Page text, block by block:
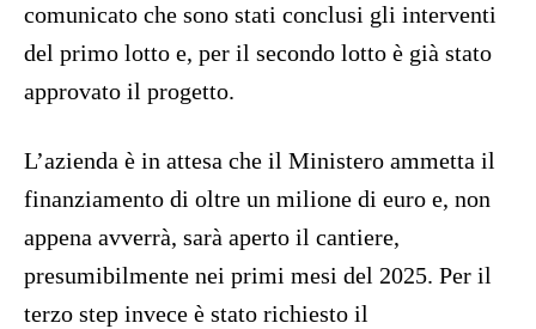
comunicato che sono stati conclusi gli interventi
del primo lotto e, per il secondo lotto è già stato
approvato il progetto.
L’azienda è in attesa che il Ministero ammetta il
finanziamento di oltre un milione di euro e, non
appena avverrà, sarà aperto il cantiere,
presumibilmente nei primi mesi del 2025. Per il
terzo step invece è stato richiesto il